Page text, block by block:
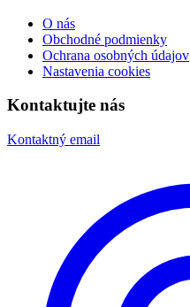
O nás
Obchodné podmienky
Ochrana osobných údajov
Nastavenia cookies
Kontaktujte nás
Kontaktný email